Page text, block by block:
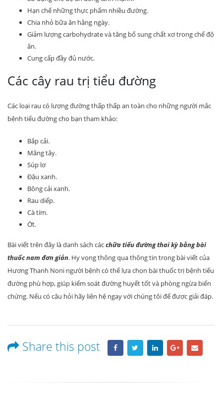
Hạn chế những thực phẩm nhiều đường.
Chia nhỏ bữa ăn hằng ngày.
Giảm lượng carbohydrate và tăng bổ sung chất xơ trong chế độ
ăn.
Cung cấp đầy đủ nước.
Các cây rau trị tiểu đường
Các loại rau có lượng đường thấp thấp an toàn cho những người mắc
bệnh tiểu đường cho bạn tham khảo:
Bắp cải.
Măng tây.
Súp lơ
Đậu xanh.
Bông cải xanh.
Rau diếp.
Cà tím.
Ớt.
Bài viết trên đây là danh sách cácchữa tiểu đường thai kỳ bằng bài
thuốc nam đơn giản. Hy vọng thông qua thông tin trong bài viết của
Hương Thanh Noni người bệnh có thể lựa chọn bài thuốc trị bệnh tiểu
đường phù hợp, giúp kiểm soát đường huyết tốt và phòng ngừa biến
chứng. Nếu có câu hỏi hãy liên hệ ngay với chúng tôi để được giải đáp.
Share this post